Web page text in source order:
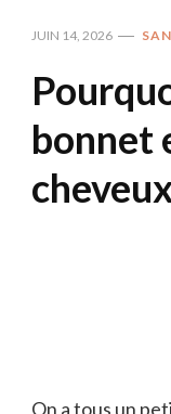
JUIN 14, 2026
bonnet
On a tous un